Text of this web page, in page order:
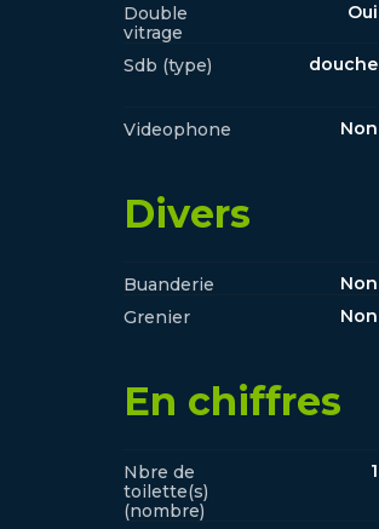
Double
vitrage
Oui
Sdb (type)
douche
Videophone Non
Divers
Buanderie Non
Grenier
Non
En chiffres
Nbre de
toilette(s)
(nombre)
1